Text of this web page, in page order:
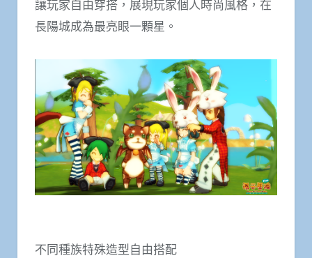
讓玩家自由穿搭，展現玩家個人時尚風格，在
長陽城成為最亮眼一顆星。
不同種族特殊造型自由搭配